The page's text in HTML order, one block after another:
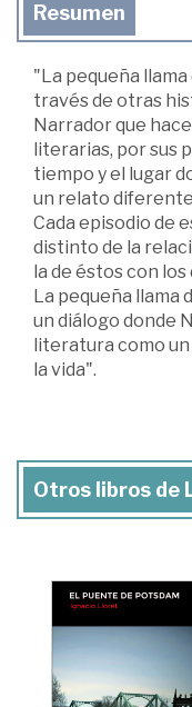
Resumen
"La pequeña
través de otras
Narrador que
literarias, por sus
tiempo y el lugar
un relato
Cada episodio de
distinto de la
la de éstos con
La pequeña llama
un diálogo donde
literatura como
la vida".
Otros libros de